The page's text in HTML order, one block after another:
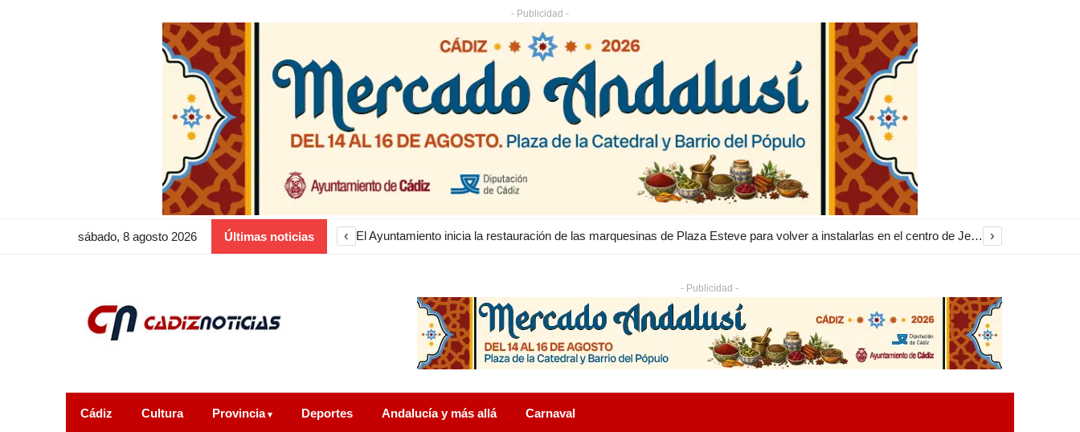
- Publicidad -
sábado, 8 agosto 2026 Últimas noticias ‹ El Ayuntamiento inicia la restauración de las marquesinas de Plaza Esteve para volver a instalarlas en el centro de Jerez ›
- Publicidad -
Cádiz Cultura Provincia Deportes Andalucía y más allá Carnaval